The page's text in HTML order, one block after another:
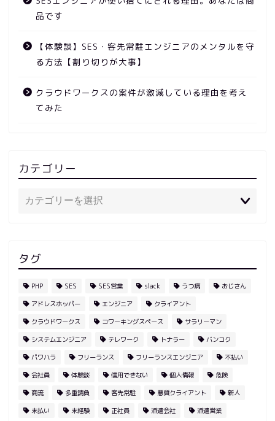
品です
【体験談】SES・客先常駐エンジニアのメンタルを守
る方法【割り切りが大事】
クラウドワークスの案件が激減している理由を考え
てみた
カテゴリー
タグ
PHP SES SES営業 slack うつ病 おじさん
アドレスホッパー エンジニア クライアント
クラウドワークス コワーキングスペース サラリーマン
システムエンジニア テレワーク トナラー バンコク
パワハラ フリーランス フリーランスエンジニア 不払い
会社員 体験談 信用できない 個人情報 危険
商流 多重請負 客先常駐 悪質クライアント 新人
未払い 未経験 正社員 派遣会社 派遣営業